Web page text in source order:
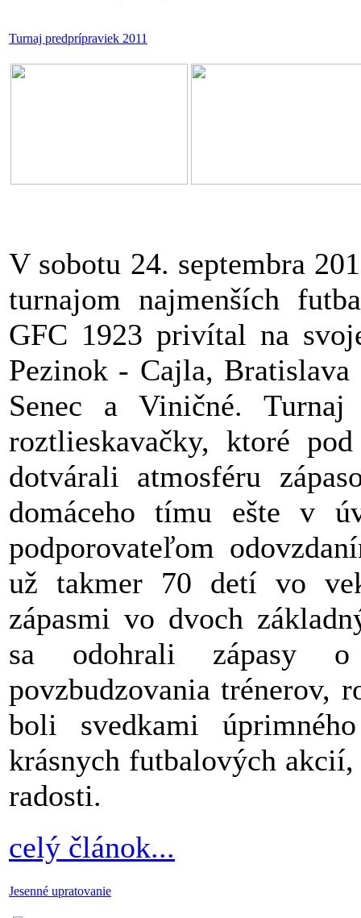
Turnaj predprípraviek 2011
V sobotu 24. septembra
turnajom najmenších
GFC 1923 privítal na
Pezinok - Cajla,
Senec a Viničné.
roztlieskavačky, ktoré
dotvárali atmosféru
domáceho tímu ešte v
podporovateľom
už takmer 70 detí vo
zápasmi vo dvoch
sa odohrali zápasy o
povzbudzovania trénerov,
boli svedkami
krásnych futbalových
radosti.
celý článok...
Jesenné upratovanie